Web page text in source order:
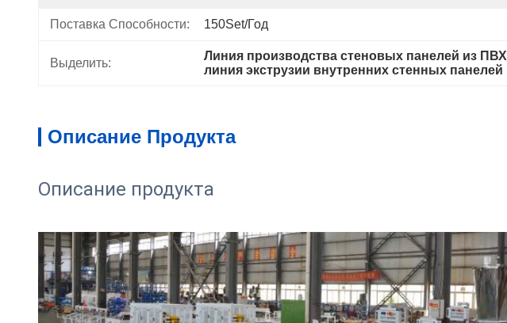
Поставка Способности: 150Set/год
Выделить:
Линия производства стеновых панелей из ПВХ
линия экструзии внутренних стенных панелей
Описание Продукта
Описание продукта